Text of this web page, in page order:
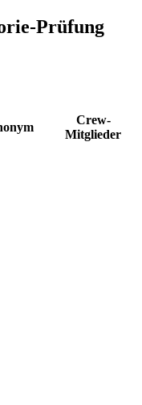
Prüfung
Crew-
Mitglieder